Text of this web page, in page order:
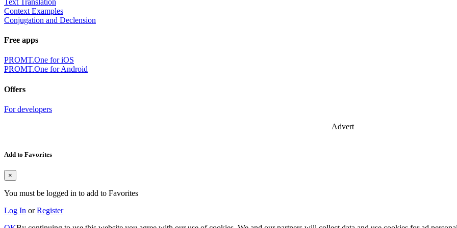
Text Translation
Context Examples
Conjugation and Declension
Free apps
PROMT.One for iOS
PROMT.One for Android
Offers
For developers
Advert
Add to Favorites
×
You must be logged in to add to Favorites
Log In orRegister